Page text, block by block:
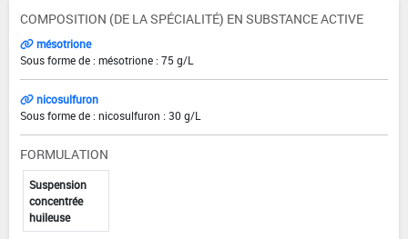
COMPOSITION (DE LA SPÉCIALITÉ) EN SUBSTANCE ACTIVE
mésotrione
Sous forme de : mésotrione : 75 g/L
nicosulfuron
Sous forme de : nicosulfuron : 30 g/L
FORMULATION
Suspension
concentrée
huileuse